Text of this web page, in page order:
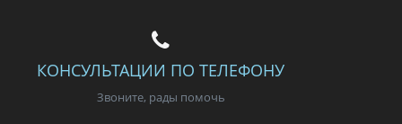
КОНСУЛЬТАЦИИ ПО ТЕЛЕФОНУ
Звоните, рады помочь